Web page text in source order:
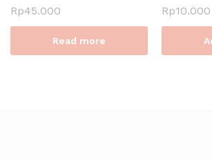
Rp45.000
Read more
Rp10.000